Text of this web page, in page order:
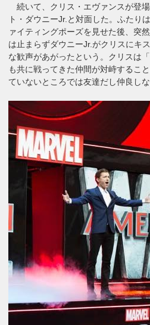
続いて、クリス・エヴァンスが登
ト・ダウニーJr.と対面した。ふたり
ァイティングポーズを見せた後、突
は止まらずダウニーJr.がクリスにキ
な歓声があがったという。クリスは
も共に戦ってきた仲間が対峙するこ
ていないところでは友達だし仲良し